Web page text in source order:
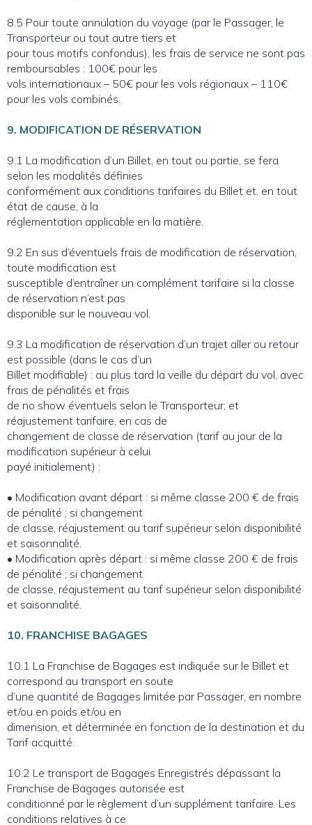
8.5 Pour toute annulation du voyage (par le Passager, le
Transporteur ou tout autre tiers et
pour tous motifs confondus), les frais de service ne sont pas
remboursables : 100€ pour les
vols internationaux – 50€ pour les vols régionaux – 110€
pour les vols combinés.
9. MODIFICATION DE RÉSERVATION
9.1 La modification d’un Billet, en tout ou partie, se fera
selon les modalités définies
conformément aux conditions tarifaires du Billet et, en tout
état de cause, à la
réglementation applicable en la matière.
9.2 En sus d’éventuels frais de modification de réservation,
toute modification est
susceptible d’entraîner un complément tarifaire si la classe
de réservation n’est pas
disponible sur le nouveau vol.
9.3 La modification de réservation d’un trajet aller ou retour
est possible (dans le cas d’un
Billet modifiable) : au plus tard la veille du départ du vol, avec
frais de pénalités et frais
de no show éventuels selon le Transporteur; et
réajustement tarifaire, en cas de
changement de classe de réservation (tarif au jour de la
modification supérieur à celui
payé initialement) :
• Modification avant départ : si même classe 200 € de frais
de pénalité ; si changement
de classe, réajustement au tarif supérieur selon disponibilité
et saisonnalité.
• Modification après départ : si même classe 200 € de frais
de pénalité ; si changement
de classe, réajustement au tarif supérieur selon disponibilité
et saisonnalité.
10. FRANCHISE BAGAGES
10.1 La Franchise de Bagages est indiquée sur le Billet et
correspond au transport en soute
d’une quantité de Bagages limitée par Passager, en nombre
et/ou en poids et/ou en
dimension, et déterminée en fonction de la destination et du
Tarif acquitté.
10.2 Le transport de Bagages Enregistrés dépassant la
Franchise de Bagages autorisée est
conditionné par le règlement d’un supplément tarifaire. Les
conditions relatives à ce